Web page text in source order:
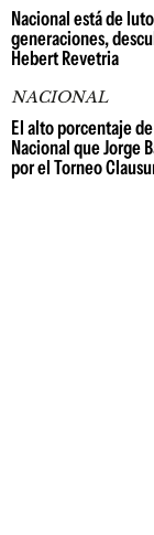
Nacional está de
generaciones,
Hebert Revetria
NACIONAL
El alto porcentaje
Nacional que Jorge
por el Torneo